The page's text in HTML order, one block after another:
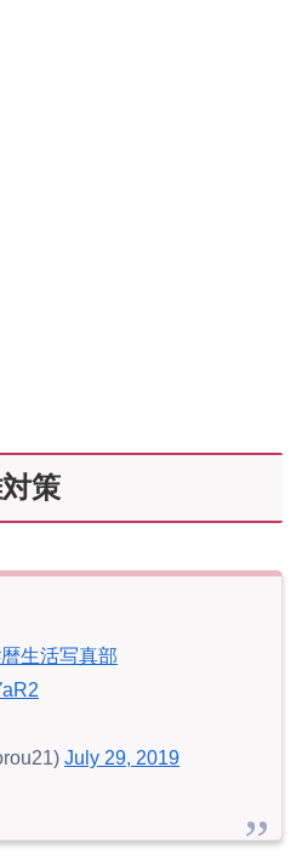
策
生活写真部
July 29, 2019